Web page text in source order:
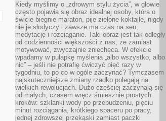
Kiedy myślimy o „zdrowym stylu życia”, w głowie
często pojawia się obraz idealnej osoby, która o
świcie biegnie maraton, pije zielone koktajle, nigdy
nie je słodyczy i zawsze ma czas na sen,
medytację i rozciąganie. Taki obraz jest tak odległy
od codzienności większości z nas, że zamiast
motywować, zwyczajnie zniechęca. W efekcie
wpadamy w pułapkę myślenia „albo wszystko, albo
nic” – jeśli nie potrafię ćwiczyć pięć razy w
tygodniu, to po co w ogóle zaczynać? Tymczasem
najskuteczniejsze zmiany rzadko polegają na
wielkich rewolucjach. Dużo częściej zaczynają się
od małych, czasem wręcz śmiesznie prostych
kroków: szklanki wody po przebudzeniu, pięciu
minut rozciągania, krótkiego spaceru po pracy,
jednej zdrowszej przekąski zamiast paczki